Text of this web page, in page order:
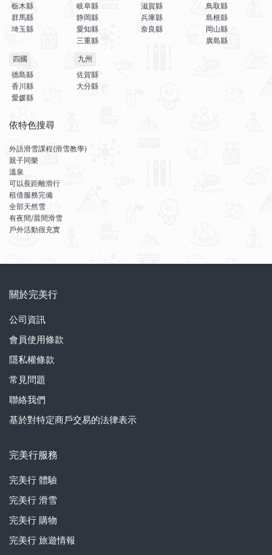
栃木縣
群馬縣
埼玉縣
岐阜縣
静岡縣
愛知縣
三重縣
滋賀縣
兵庫縣
奈良縣
鳥取縣
島根縣
岡山縣
廣島縣
四國
德島縣
香川縣
愛媛縣
九州
佐賀縣
大分縣
依特色搜尋
外語滑雪課程(滑雪教學)
親子同樂
溫泉
可以長距離滑行
租借服務完備
全部天然雪
有夜間/晨間滑雪
戶外活動很充實
關於完美行
公司資訊
會員使用條款
隱私權條款
常見問題
聯絡我們
基於對特定商戶交易的法律表示
完美行服務
完美行體驗
完美行滑雪
完美行購物
完美行旅遊情報